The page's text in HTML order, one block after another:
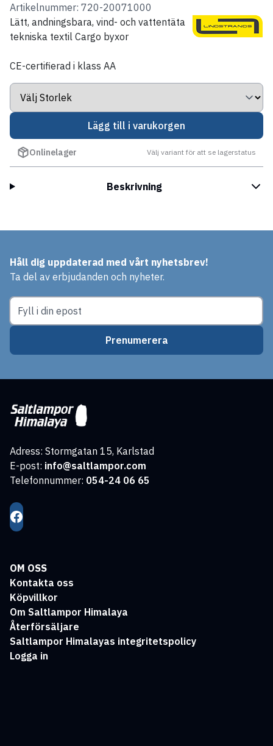
Artikelnummer: 720-20071000
Lätt, andningsbara, vind- och vattentäta
tekniska textil Cargo byxor
CE-certifierad i klass AA
Lägg till i varukorgen
Onlinelager Välj variant för att se lagerstatus
Beskrivning
Håll dig uppdaterad med vårt nyhetsbrev!
Ta del av erbjudanden och nyheter.
Prenumerera
Adress: Stormgatan 15, Karlstad
E-post: info@saltlampor.com
Telefonnummer: 054-24 06 65
OM OSS
Kontakta oss
Köpvillkor
Om Saltlampor Himalaya
Återförsäljare
Saltlampor Himalayas integritetspolicy
Logga in